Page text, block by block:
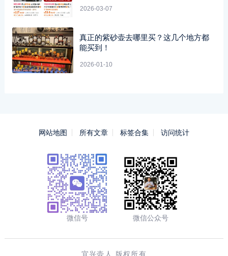
2026-03-07
真正的紫砂壶去哪里买？这几个地方都
能买到！
2026-01-10
网站地图 所有文章 标签合集 访问统计
微信号 微信公众号
宜兴壶人 版权所有